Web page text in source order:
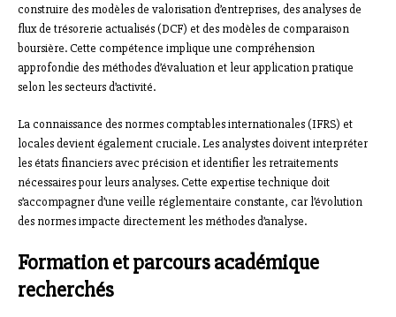
construire des modèles de valorisation d’entreprises, des analyses de
flux de trésorerie actualisés (DCF) et des modèles de comparaison
boursière. Cette compétence implique une compréhension
approfondie des méthodes d’évaluation et leur application pratique
selon les secteurs d’activité.
La connaissance des normes comptables internationales (IFRS) et
locales devient également cruciale. Les analystes doivent interpréter
les états financiers avec précision et identifier les retraitements
nécessaires pour leurs analyses. Cette expertise technique doit
s’accompagner d’une veille réglementaire constante, car l’évolution
des normes impacte directement les méthodes d’analyse.
Formation et parcours académique
recherchés